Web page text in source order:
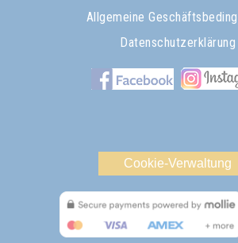
Allgemeine
Datenschutzerklärung
Cookie-Verwaltung